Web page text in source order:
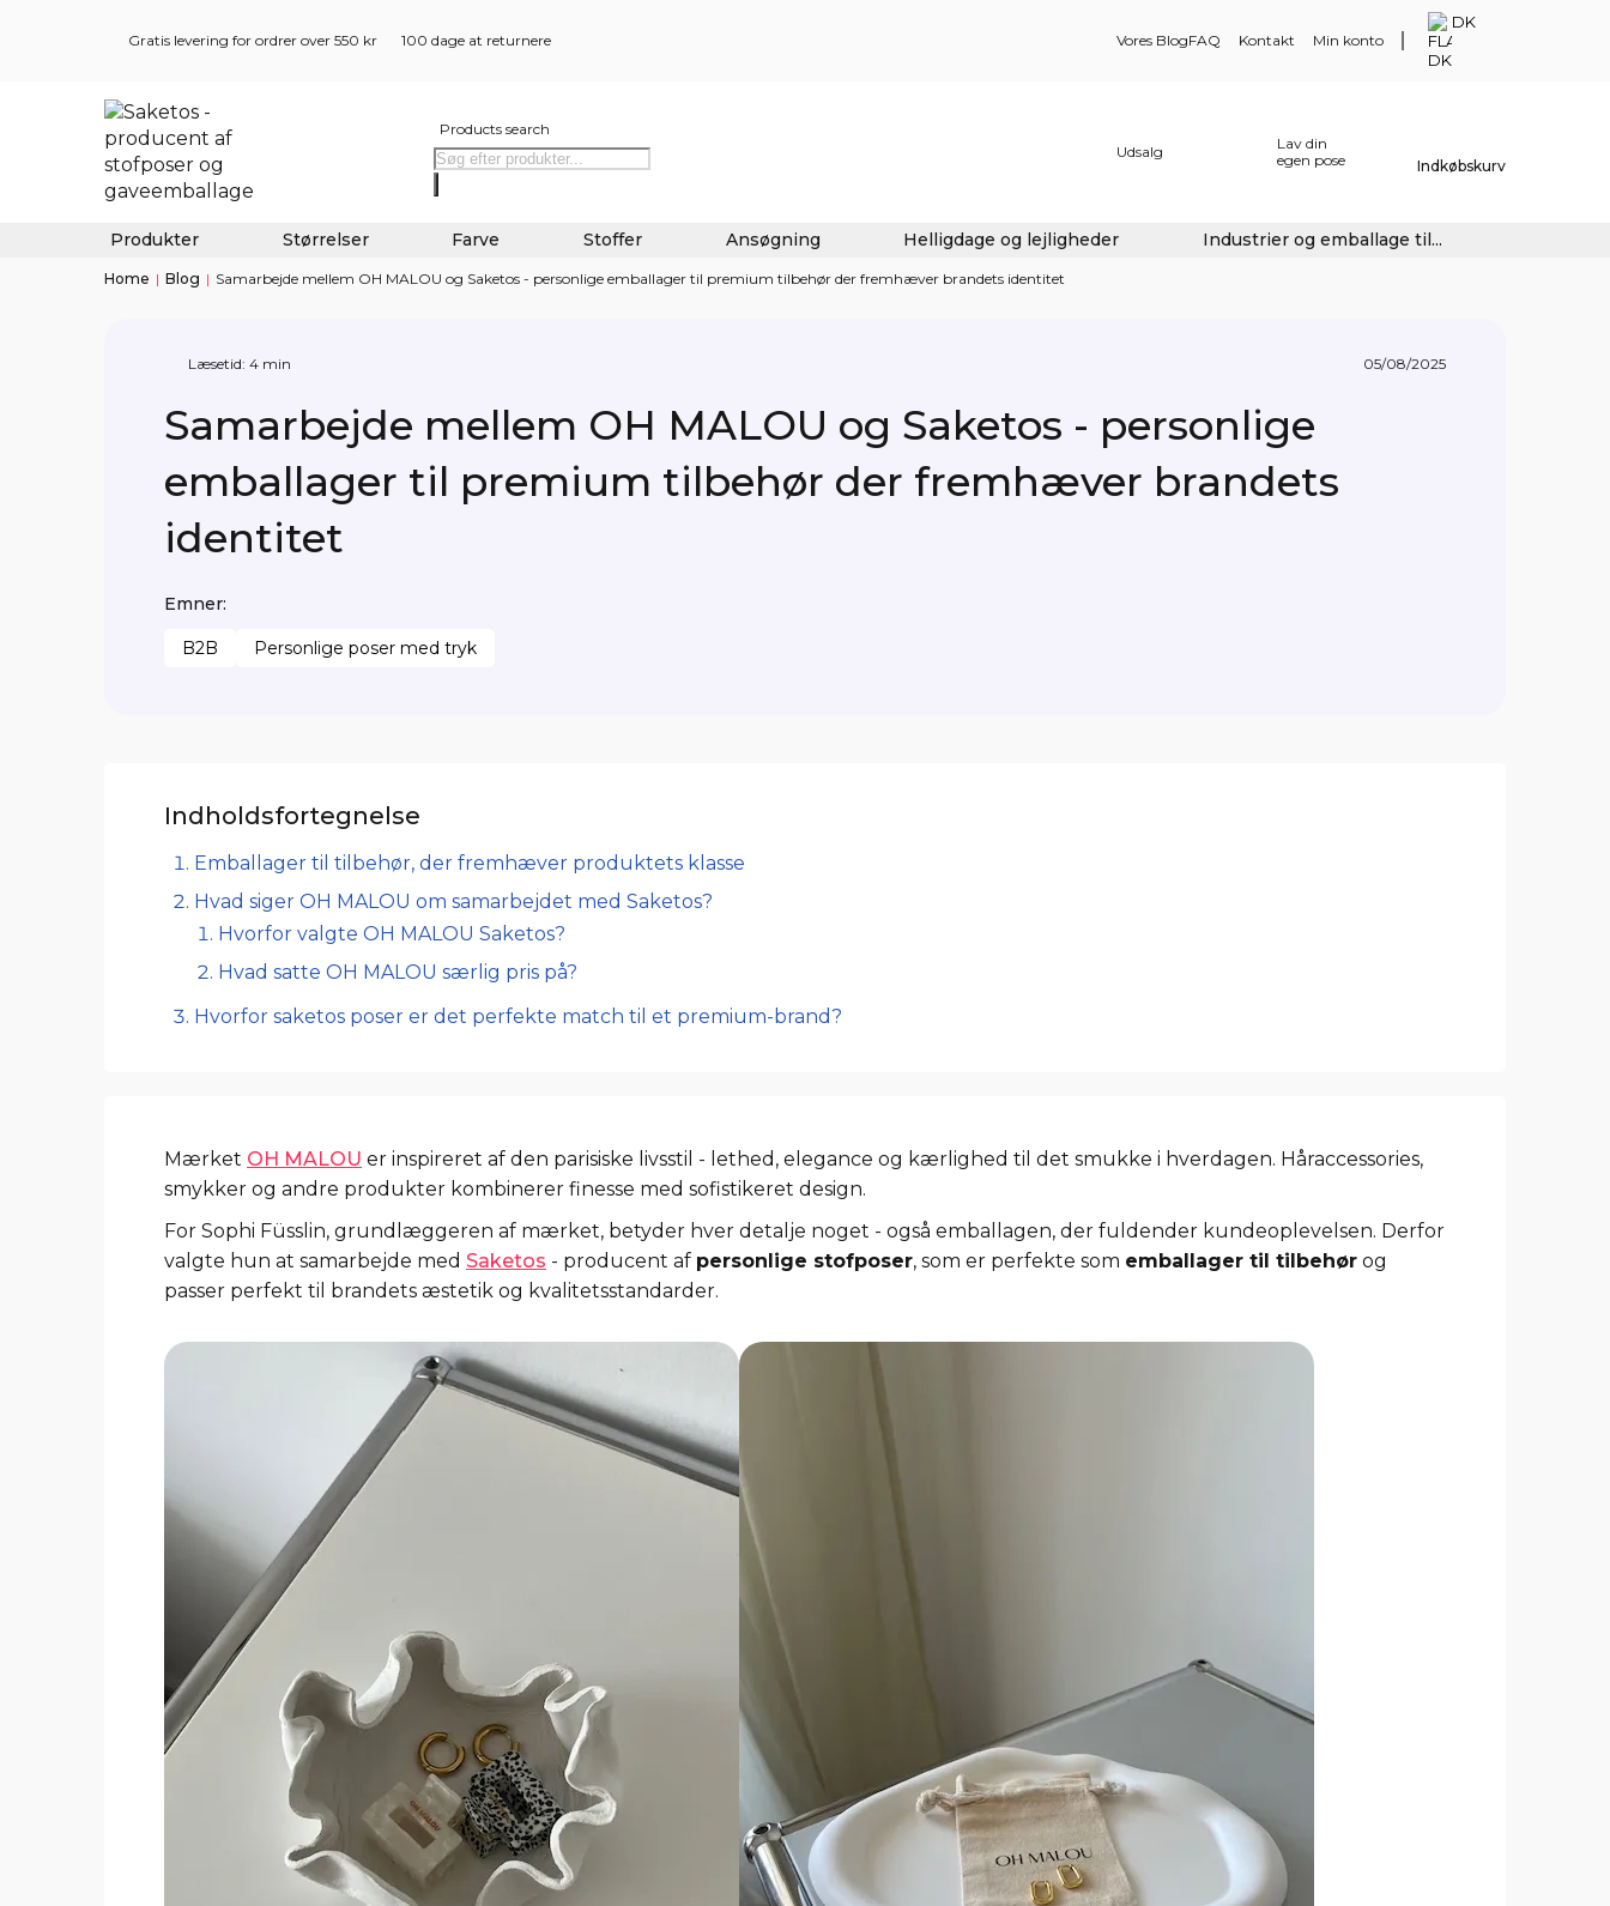
Gratis levering for ordrer over 550 kr 100 dage at returnere Vores BlogFAQ Kontakt Min konto
DK
Products search
Udsalg
Lav din
egen pose
Indkøbskurv
Produkter Størrelser Farve Stoffer Ansøgning Helligdage og lejligheder Industrier og emballage til...
Home | Blog | Samarbejde mellem OH MALOU og Saketos - personlige emballager til premium tilbehør der fremhæver brandets identitet
Læsetid: 4 min 05/08/2025
Samarbejde mellem OH MALOU og Saketos - personlige
emballager til premium tilbehør der fremhæver brandets
identitet
Emner:
B2B Personlige poser med tryk
Indholdsfortegnelse
Emballager til tilbehør, der fremhæver produktets klasse
Hvad siger OH MALOU om samarbejdet med Saketos?
Hvorfor valgte OH MALOU Saketos?
Hvad satte OH MALOU særlig pris på?
Hvorfor saketos poser er det perfekte match til et premium-brand?
Mærket OH MALOU er inspireret af den parisiske livsstil - lethed, elegance og kærlighed til det smukke i hverdagen. Håraccessories,
smykker og andre produkter kombinerer finesse med sofistikeret design.
For Sophi Füsslin, grundlæggeren af mærket, betyder hver detalje noget - også emballagen, der fuldender kundeoplevelsen. Derfor
valgte hun at samarbejde med Saketos - producent af personlige stofposer, som er perfekte som emballager til tilbehør og
passer perfekt til brandets æstetik og kvalitetsstandarder.